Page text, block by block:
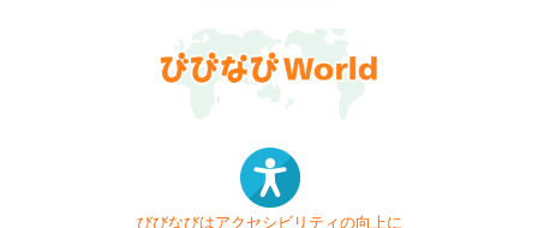
びびなびはアクセシビリティの向上に